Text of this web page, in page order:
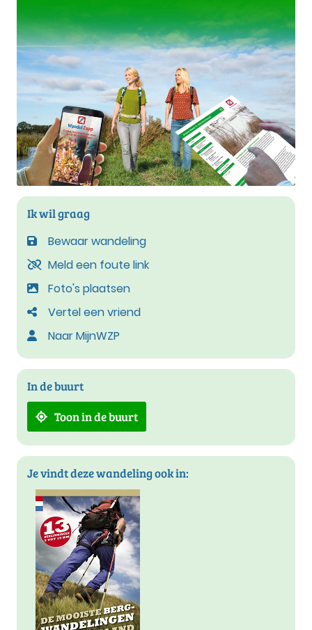
Ik wil graag
Bewaar wandeling
Meld een foute link
Foto's plaatsen
Vertel een vriend
Naar MijnWZP
In de buurt
Toon in de buurt
Je vindt deze wandeling ook in: